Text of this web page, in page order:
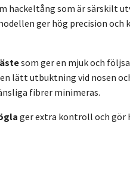
hackeltång som är särskilt
ger hög precision
som ger en mjuk och
lätt utbuktning vid nosen
fibrer minimeras.
ger extra kontroll och gör